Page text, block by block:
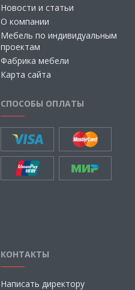
Новости и статьи
О компании
Мебель по индивидуальным
проектам
Фабрика мебели
Карта сайта
СПОСОБЫ ОПЛАТЫ
КОНТАКТЫ
Написать директору